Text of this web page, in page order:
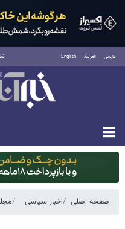
فارسی العربية English
یکشنبه ۱۸ مرداد ۱۴۰۵
صفحه اصلی اخبار سیاسی